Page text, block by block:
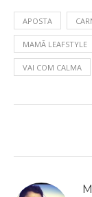
APOSTA
MAMÃ LEAFSTYLE
VAI COM CALMA